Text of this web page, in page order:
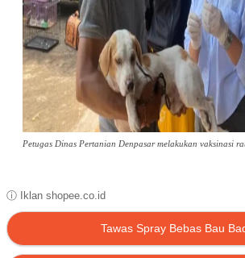
Petugas Dinas Pertanian Denpasar melakukan vaksinasi
ⓘ Iklan shopee.co.id
Tawas Spray Bebas Bau